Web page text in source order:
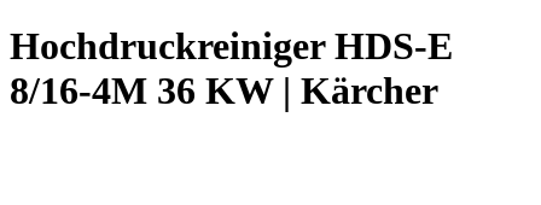
Hochdruckreiniger HDS-E
8/16-4M 36 KW | Kärcher